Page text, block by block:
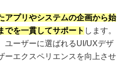
アプリやシステムの企画から始
でを一貫してサポート します。
ユーザーに選ばれるUI/UXデザ
ーエクスペリエンスを向上させ